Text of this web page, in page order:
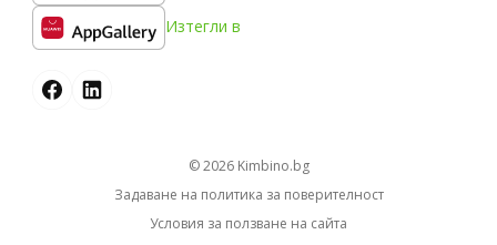
Изтегли в
© 2026 kimbino.bg
Задаване на политика за поверителност
Условия за ползване на сайта